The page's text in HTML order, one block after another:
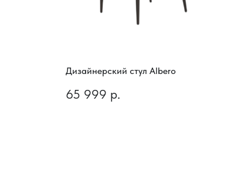
Дизайнерский стул Albero
65 999 р.